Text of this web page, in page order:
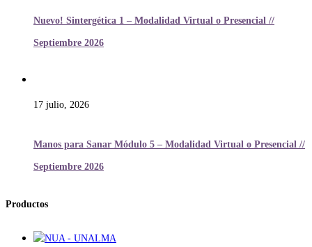
Nuevo! Sintergética 1 – Modalidad Virtual o Presencial //
Septiembre 2026
17 julio, 2026
Manos para Sanar Módulo 5 – Modalidad Virtual o Presencial //
Septiembre 2026
Productos